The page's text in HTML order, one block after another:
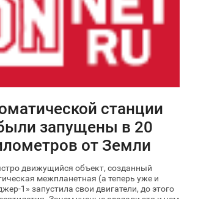
станции
запущены в 20
от Земли
движущийся объект, созданный
межпланетная (а теперь уже и
1» запустила свои двигатели, до этого